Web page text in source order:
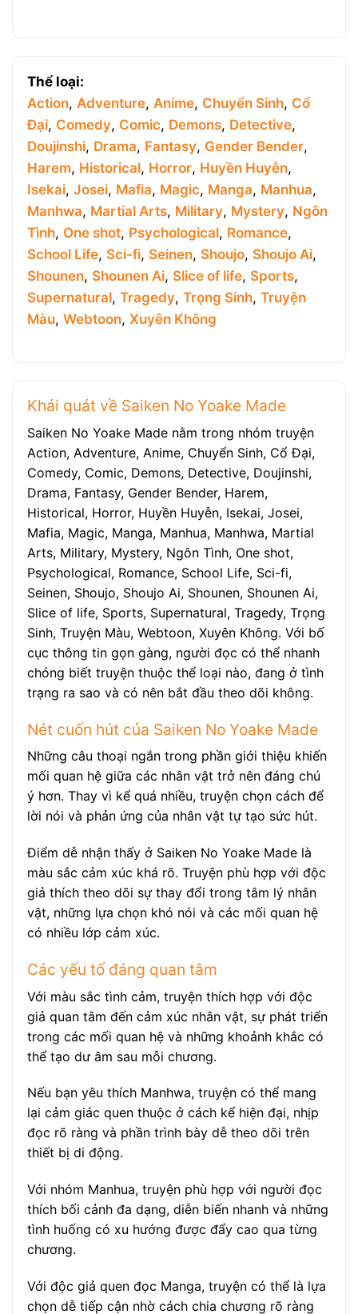
Thể loại:
Action, Adventure, Anime, Chuyển Sinh, Cổ
Đại, Comedy, Comic, Demons, Detective,
Doujinshi, Drama, Fantasy, Gender Bender,
Harem, Historical, Horror, Huyền Huyễn,
Isekai, Josei, Mafia, Magic, Manga, Manhua,
Manhwa, Martial Arts, Military, Mystery, Ngôn
Tình, One shot, Psychological, Romance,
School Life, Sci-fi, Seinen, Shoujo, Shoujo Ai,
Shounen, Shounen Ai, Slice of life, Sports,
Supernatural, Tragedy, Trọng Sinh, Truyện
Màu, Webtoon, Xuyên Không
Khái quát về Saiken No Yoake Made
Saiken No Yoake Made nằm trong nhóm truyện
Action, Adventure, Anime, Chuyển Sinh, Cổ Đại,
Comedy, Comic, Demons, Detective, Doujinshi,
Drama, Fantasy, Gender Bender, Harem,
Historical, Horror, Huyền Huyễn, Isekai, Josei,
Mafia, Magic, Manga, Manhua, Manhwa, Martial
Arts, Military, Mystery, Ngôn Tình, One shot,
Psychological, Romance, School Life, Sci-fi,
Seinen, Shoujo, Shoujo Ai, Shounen, Shounen Ai,
Slice of life, Sports, Supernatural, Tragedy, Trọng
Sinh, Truyện Màu, Webtoon, Xuyên Không. Với bố
cục thông tin gọn gàng, người đọc có thể nhanh
chóng biết truyện thuộc thể loại nào, đang ở tình
trạng ra sao và có nên bắt đầu theo dõi không.
Nét cuốn hút của Saiken No Yoake Made
Những câu thoại ngắn trong phần giới thiệu khiến
mối quan hệ giữa các nhân vật trở nên đáng chú
ý hơn. Thay vì kể quá nhiều, truyện chọn cách để
lời nói và phản ứng của nhân vật tự tạo sức hút.
Điểm dễ nhận thấy ở Saiken No Yoake Made là
màu sắc cảm xúc khá rõ. Truyện phù hợp với độc
giả thích theo dõi sự thay đổi trong tâm lý nhân
vật, những lựa chọn khó nói và các mối quan hệ
có nhiều lớp cảm xúc.
Các yếu tố đáng quan tâm
Với màu sắc tình cảm, truyện thích hợp với độc
giả quan tâm đến cảm xúc nhân vật, sự phát triển
trong các mối quan hệ và những khoảnh khắc có
thể tạo dư âm sau mỗi chương.
Nếu bạn yêu thích Manhwa, truyện có thể mang
lại cảm giác quen thuộc ở cách kể hiện đại, nhịp
đọc rõ ràng và phần trình bày dễ theo dõi trên
thiết bị di động.
Với nhóm Manhua, truyện phù hợp với người đọc
thích bối cảnh đa dạng, diễn biến nhanh và những
tình huống có xu hướng được đẩy cao qua từng
chương.
Với độc giả quen đọc Manga, truyện có thể là lựa
chọn dễ tiếp cận nhờ cách chia chương rõ ràng